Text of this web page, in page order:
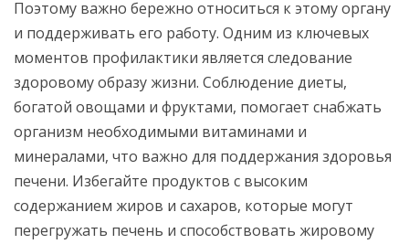
Поэтому важно бережно относиться к этому органу
и поддерживать его работу. Одним из ключевых
моментов профилактики является следование
здоровому образу жизни. Соблюдение диеты,
богатой овощами и фруктами, помогает снабжать
организм необходимыми витаминами и
минералами, что важно для поддержания здоровья
печени. Избегайте продуктов с высоким
содержанием жиров и сахаров, которые могут
перегружать печень и способствовать жировому